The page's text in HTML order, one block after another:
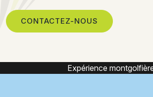
CONTACTEZ-NOUS
Montgolfière